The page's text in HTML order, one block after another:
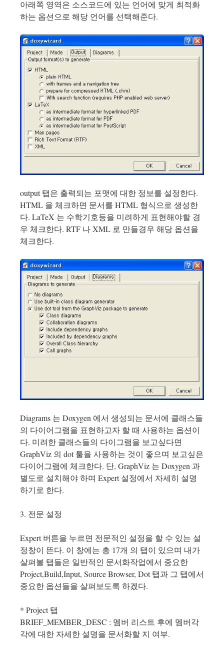
아래쪽 영역은 소스코드에 있는 언어에 맞게 최적화
하는 옵션으로 해당 언어를 선택해준다.
output 탭은 출력되는 포맷에 대한 정보를 설정한다.
HTML 을 체크하면 문서를 HTML 형식으로 생성한
다. LaTeX 는 수학기호등을 미려하게 표현해야할 경
우 체크한다. RTF 나 XML 로 만들경우 해당 옵션을
체크한다.
Diagrams 는 Doxygen 에서 생성되는 문서에 클래스들
의 다이어그램을 표현하고자 할 때 사용하는 옵션이
다. 미려한 클래스들의 다이그램을 보고싶다면
GraphViz 의 dot 툴을 사용하는 것이 좋으며 보고싶은
다이어그램에 체크한다. 단, GraphViz 는 Doxygen 과
별도로 설치해야 하며 Expert 설정에서 자세히 설명
하기로 한다.
3. 전문 설정
Expert 버튼을 누르면 전문적인 설정을 할 수 있는 설
정창이 뜬다. 이 창에는 총 17개 의 탭이 있으며 내가
살펴볼 탭들은 일반적인 문서화작업에서 중요한
Project,Build,Input, Source Browser, Dot 탭과 그 탭에서
중요한 옵션들을 살펴보도록 하겠다.
* Project 탭
BRIEF_MEMBER_DESC : 멤버 리스트 후에 멤버각
각에 대한 자세한 설명을 문서화할 지 여부.